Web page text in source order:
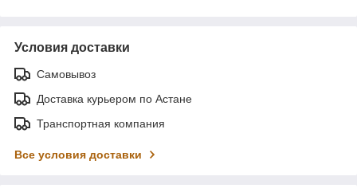
Условия доставки
Самовывоз
Доставка курьером по Астане
Транспортная компания
Все условия доставки